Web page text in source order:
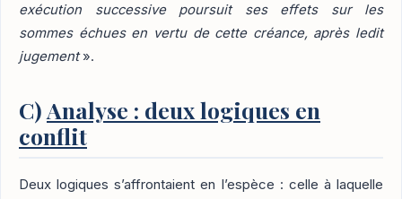
exécution successive poursuit ses effets sur les
sommes échues en vertu de cette créance, après ledit
jugement».
C)Analyse : deux logiques en
conflit
Deux logiques s’affrontaient en l’espèce : celle à laquelle